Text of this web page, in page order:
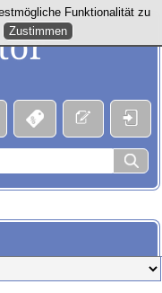
Funktionalität zu
Zustimmen